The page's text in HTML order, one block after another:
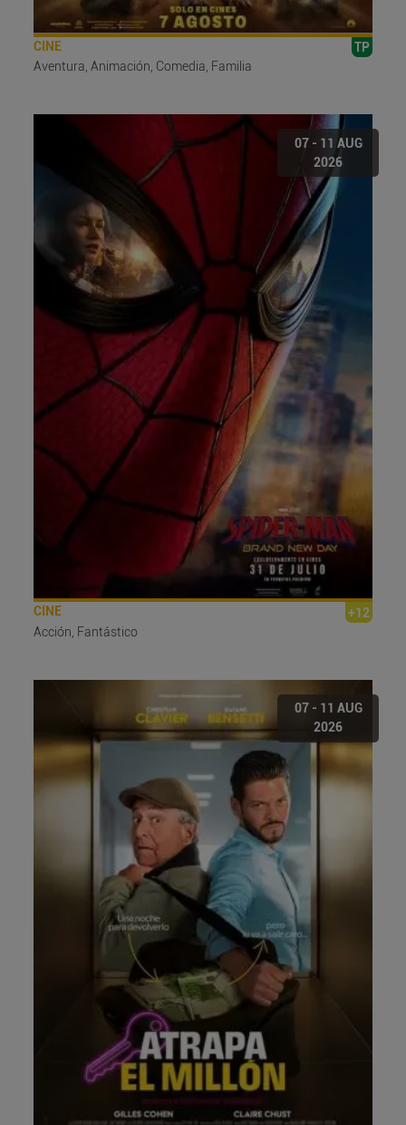
CINE
TP
Aventura, Animación, Comedia, Familia
07 - 11 AUG
2026
CINE
+12
Acción, Fantástico
07 - 11 AUG
2026